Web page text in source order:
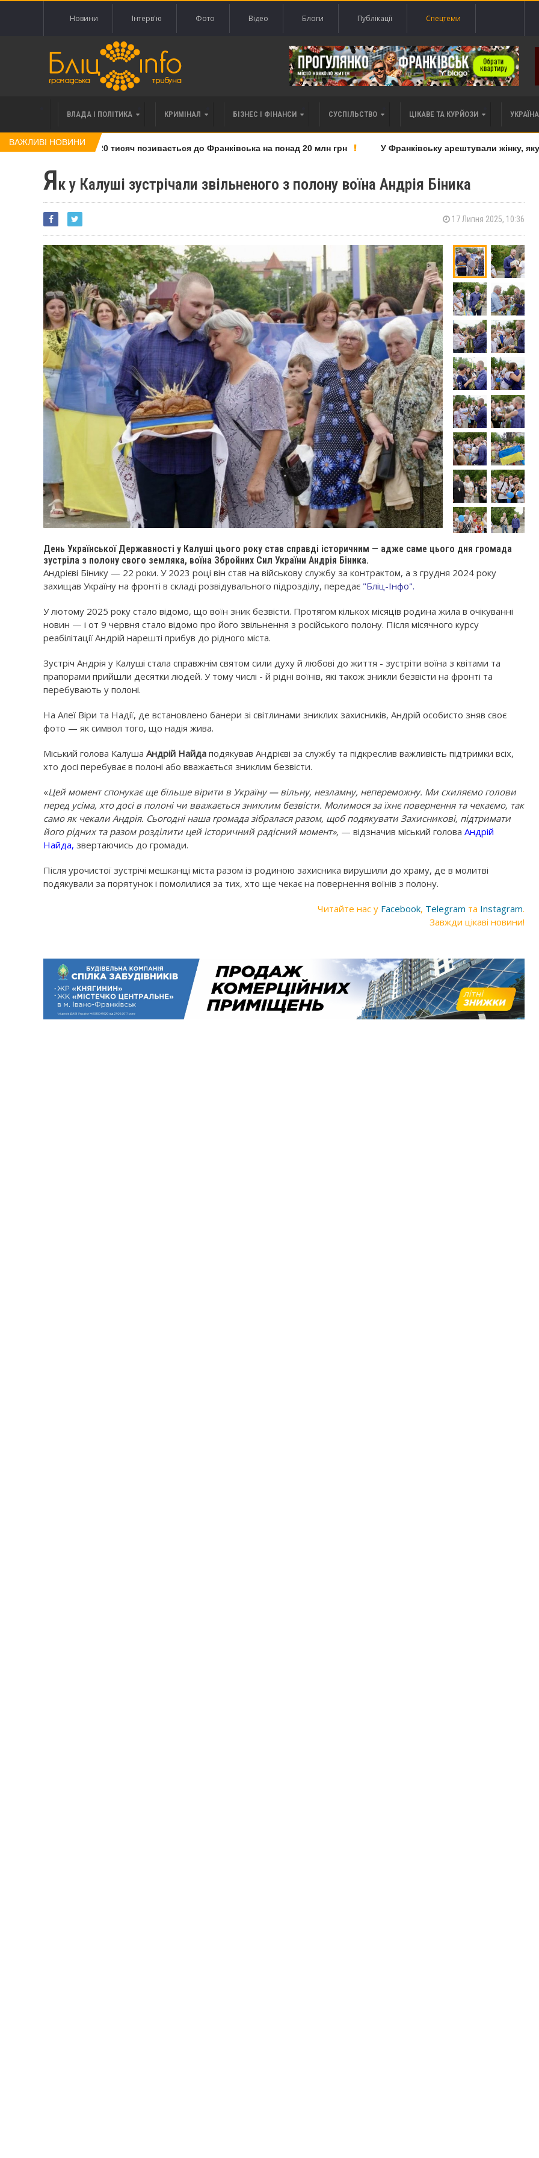
Новини Інтерв'ю Фото Відео Блоги Публікації Спецтеми
ВЛАДА І ПОЛІТИКА КРИМІНАЛ БІЗНЕС І ФІНАНСИ СУСПІЛЬСТВО ЦІКАВЕ ТА КУРЙОЗИ
ВАЖЛИВІ НОВИНИ
права вимоги за 120 тисяч позивається до Франківська на понад 20 млн грн У Франківську арештували жінку, яку
Як у Калуші зустрічали звільненого з полону воїна Андрія Біника
17 Липня 2025, 10:36
День Української Державності у Калуші цього року став справді історичним — адже саме цього дня громада
зустріла з полону свого земляка, воїна Збройних Сил України Андрія Біника.
Андрієві Бінику — 22 роки. У 2023 році він став на військову службу за контрактом, а з грудня 2024 року
захищав Україну на фронті в складі розвідувального підрозділу, передає "Бліц-Інфо".
У лютому 2025 року стало відомо, що воїн зник безвісти. Протягом кількох місяців родина жила в очікуванні
новин — і от 9 червня стало відомо про його звільнення з російського полону. Після місячного курсу
реабілітації Андрій нарешті прибув до рідного міста.
Зустріч Андрія у Калуші стала справжнім святом сили духу й любові до життя - зустріти воїна з квітами та
прапорами прийшли десятки людей. У тому числі - й рідні воїнів, які також зникли безвісти на фронті та
перебувають у полоні.
На Алеї Віри та Надії, де встановлено банери зі світлинами зниклих захисників, Андрій особисто зняв своє
фото — як символ того, що надія жива.
Міський голова Калуша Андрій Найда подякував Андрієві за службу та підкреслив важливість підтримки всіх,
хто досі перебуває в полоні або вважається зниклим безвісти.
«Цей момент спонукає ще більше вірити в Україну — вільну, незламну, непереможну. Ми схиляємо голови
перед усіма, хто досі в полоні чи вважається зниклим безвісти. Молимося за їхнє повернення та чекаємо, так
само як чекали Андрія. Сьогодні наша громада зібралася разом, щоб подякувати Захисникові, підтримати
його рідних та разом розділити цей історичний радісний момент», — відзначив міський голова Андрій
Найда, звертаючись до громади.
Після урочистої зустрічі мешканці міста разом із родиною захисника вирушили до храму, де в молитві
подякували за порятунок і помолилися за тих, хто ще чекає на повернення воїнів з полону.
Читайте нас у Facebook, Telegram та Instagram.
Завжди цікаві новини!